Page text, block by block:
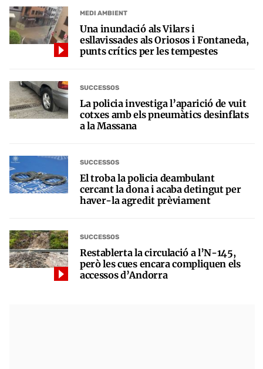
MEDI AMBIENT
Una inundació als Vilars i
esllavissades als Oriosos i Fontaneda,
punts crítics per les tempestes
SUCCESSOS
La policia investiga l’aparició de vuit
cotxes amb els pneumàtics desinflats
a la Massana
SUCCESSOS
El troba la policia deambulant
cercant la dona i acaba detingut per
haver-la agredit prèviament
SUCCESSOS
Restablerta la circulació a l’N-145,
però les cues encara compliquen els
accessos d’Andorra